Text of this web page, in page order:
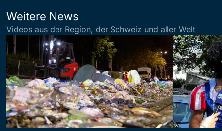
Weitere News
Videos aus der Region, der Schweiz und aller Welt